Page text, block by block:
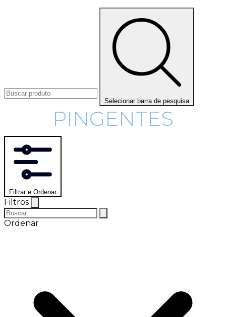
Selecionar barra de pesquisa
PINGENTES
Filtrar e Ordenar
Filtros
Ordenar